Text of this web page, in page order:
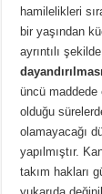
hamilelikleri
bir yaşından
ayrıntılı
dayandırılması
üncü maddede
olduğu
olamayacağı
yapılmıştır.
takım hakları